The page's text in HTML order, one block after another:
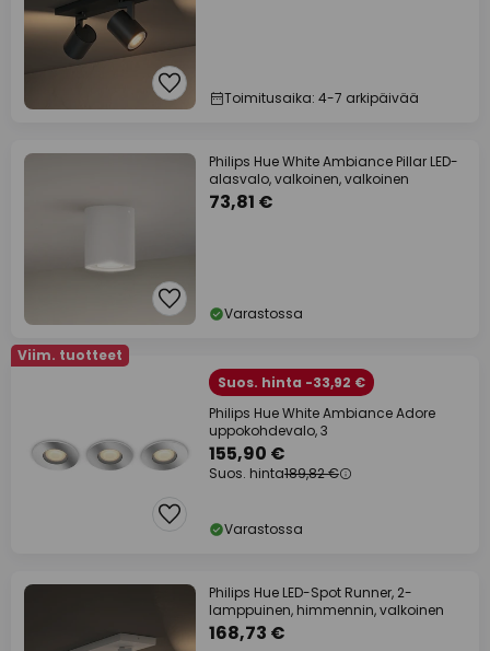
Toimitusaika: 4-7 arkipäivää
Philips Hue White Ambiance Pillar LED-
alasvalo, valkoinen, valkoinen
73,81 €
Varastossa
Viim. tuotteet
Suos. hinta -33,92 €
Philips Hue White Ambiance Adore
uppokohdevalo, 3
155,90 €
Suos. hinta189,82 €
Varastossa
Philips Hue LED-Spot Runner, 2-
lamppuinen, himmennin, valkoinen
168,73 €